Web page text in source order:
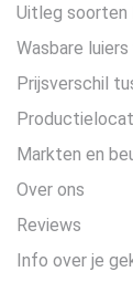
Uitleg soorten
Wasbare
Prijsverschil
Markten en
Over ons
Reviews
Info over je